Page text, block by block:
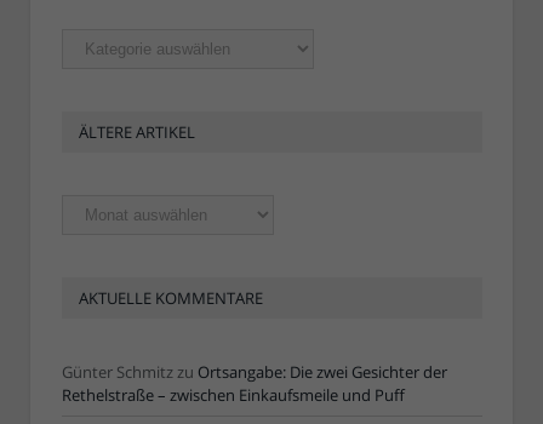
Rubriken
ÄLTERE ARTIKEL
Ältere
Artikel
AKTUELLE KOMMENTARE
Günter Schmitzzu Ortsangabe: Die zwei Gesichter der
Rethelstraße – zwischen Einkaufsmeile und Puff